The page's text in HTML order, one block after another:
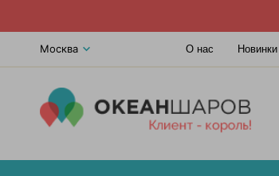
Москва О нас Новинки